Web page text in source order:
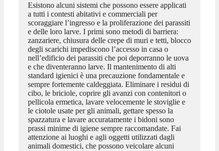
Esistono alcuni sistemi che possono essere applicati
a tutti i contesti abitativi e commerciali per
scoraggiare l’ingresso e la proliferazione dei parassiti
e delle loro larve. I primi sono metodi di barriera:
zanzariere, chiusura delle crepe di muri e tetti, blocco
degli scarichi impediscono l’accesso in casa o
nell’edificio dei parassiti che poi deporranno le uova
e che diventeranno larve. Il mantenimento di alti
standard igienici è una precauzione fondamentale e
sempre fortemente caldeggiata. Eliminare i residui di
cibo, le briciole, coprire gli avanzi con contenitori o
pellicola ermetica, lavare velocemente le stoviglie e
le ciotole usate per gli animali, gettare spesso la
spazzatura e lavare accuratamente i bidoni sono
prassi minime di igiene sempre raccomandate. Fai
attenzione ai luoghi e agli oggetti utilizzati dagli
animali domestici, che possono veicolare alcuni